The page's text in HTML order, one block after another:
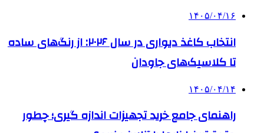
۱۴۰۵/۰۴/۱۶
انتخاب کاغذ دیواری در سال ۲۰۲۶: از رنگ‌های ساده
تا کلاسیک‌های جاودان
۱۴۰۵/۰۴/۱۴
راهنمای جامع خرید تجهیزات اندازه گیری؛ چطور